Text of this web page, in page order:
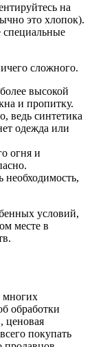
на
это хлопок).
специальные
сложного.
высокой
и пропитку.
ведь синтетика
одежда или
огня и
необходимость,
условий,
месте в
многих
обработки
ценовая
покупать